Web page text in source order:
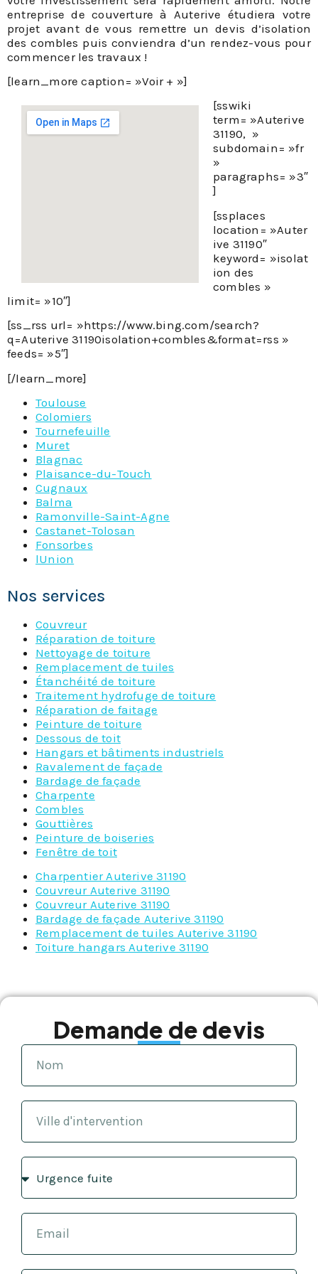
entreprise de couverture à Auterive étudiera votre
projet avant de vous remettre un devis d’isolation
des combles puis conviendra d’un rendez-vous pour
commencer les travaux !
[learn_more caption= »Voir + »]
[sswiki
term= »Auterive
31190, »
subdomain= »fr
»
paragraphs= »3″
]
[ssplaces
location= »Auter
ive 31190″
keyword= »isolat
ion des
combles »
limit= »10″]
[ss_rss url= »https://www.bing.com/search?
q=Auterive 31190isolation+combles&format=rss »
feeds= »5″]
[/learn_more]
Toulouse
Colomiers
Tournefeuille
Muret
Blagnac
Plaisance-du-Touch
Cugnaux
Balma
Ramonville-Saint-Agne
Castanet-Tolosan
Fonsorbes
lUnion
Nos services
Couvreur
Réparation de toiture
Nettoyage de toiture
Remplacement de tuiles
Étanchéité de toiture
Traitement hydrofuge de toiture
Réparation de faitage
Peinture de toiture
Dessous de toit
Hangars et bâtiments industriels
Ravalement de façade
Bardage de façade
Charpente
Combles
Gouttières
Peinture de boiseries
Fenêtre de toit
Charpentier Auterive 31190
Couvreur Auterive 31190
Couvreur Auterive 31190
Bardage de façade Auterive 31190
Remplacement de tuiles Auterive 31190
Toiture hangars Auterive 31190
Demande de devis